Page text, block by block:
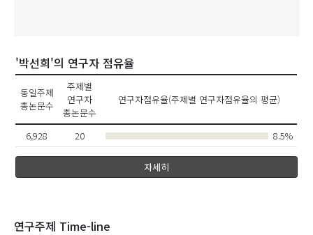
'박선희'의 연구자 점유율
동일주제
총논문수
주제별
연구자
총논문수
연구자점유율(주제별 연구자점유율의 평균)
6,928 20 8.5%
자세히
연구주제 Time-line